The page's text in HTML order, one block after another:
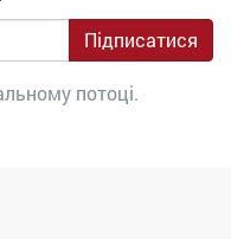
Підписатися
потоці.